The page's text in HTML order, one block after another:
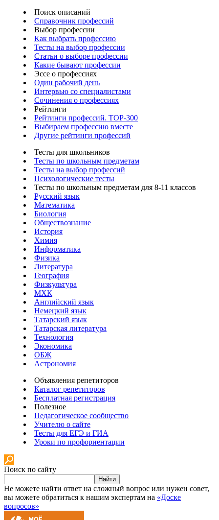
Поиск описаний
Справочник профессий
Выбор профессии
Как выбрать профессию
Тесты на выбор профессии
Статьи о выборе профессии
Какие бывают профессии
Эссе о профессиях
Один рабочий день
Интервью со специалистами
Сочинения о профессиях
Рейтинги
Рейтинги профессий. TOP-300
Выбираем профессию вместе
Другие рейтинги профессий
Тесты для школьников
Тесты по школьным предметам
Тесты на выбор профессий
Психологические тесты
Тесты по школьным предметам для 8-11 классов
Русский язык
Математика
Биология
Обществознание
История
Химия
Информатика
Физика
Литература
География
Физкультура
МХК
Английский язык
Немецкий язык
Татарский язык
Татарская литература
Технология
Экономика
ОБЖ
Астрономия
Объявления репетиторов
Каталог репетиторов
Бесплатная регистрация
Полезное
Педагогическое сообщество
Учителю о сайте
Тесты для ЕГЭ и ГИА
Уроки по профориентации
Поиск по сайту
Найти
Не можете найти ответ на сложный вопрос или нужен совет,
вы можете обратиться к нашим экспертам на «Доске
вопросов»